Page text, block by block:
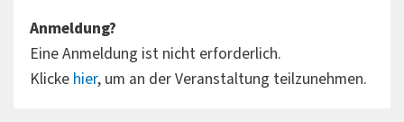
Anmeldung?
Eine Anmeldung ist nicht erforderlich.
Klicke hier, um an der Veranstaltung teilzunehmen.